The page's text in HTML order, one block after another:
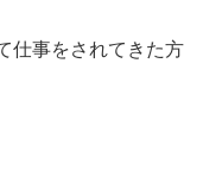
仕事をされてきた方